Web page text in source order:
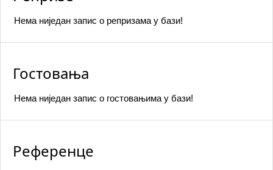
Нема ниједан запис o репризама у бази!
Гостовања
Нема ниједан запис o гостовањима у бази!
Референце